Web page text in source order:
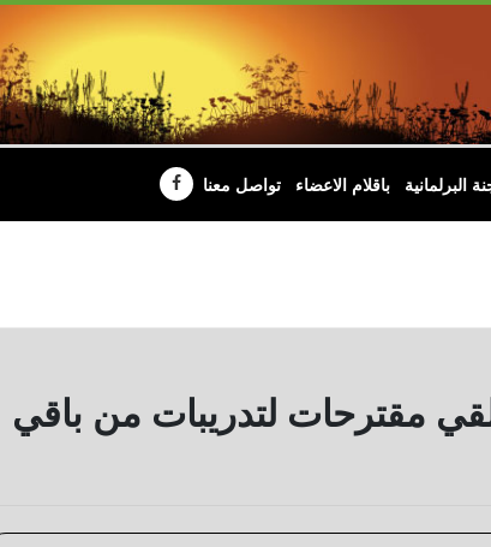
البرلمانية باقلام الاعضاء تواصل معنا
مقترحات لتدريبات من باقي